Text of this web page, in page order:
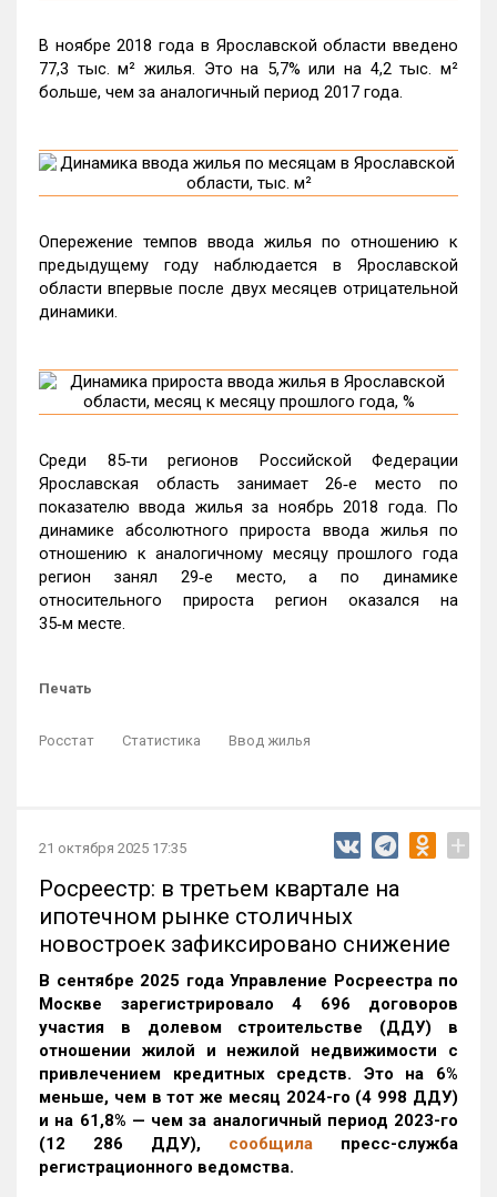
В ноябре 2018 года в Ярославской области введено
77,3 тыс. м² жилья. Это на 5,7% или на 4,2 тыс. м²
больше, чем за аналогичный период 2017 года.
Опережение темпов ввода жилья по отношению к
предыдущему году наблюдается в Ярославской
области впервые после двух месяцев отрицательной
динамики.
Среди 85‑ти регионов Российской Федерации
Ярославская область занимает 26‑е место по
показателю ввода жилья за ноябрь 2018 года. По
динамике абсолютного прироста ввода жилья по
отношению к аналогичному месяцу прошлого года
регион занял 29‑е место, а по динамике
относительного прироста регион оказался на
35‑м месте.
Печать
Росстат Статистика Ввод жилья
21 октября 2025 17:35 +
Росреестр: в третьем квартале на
ипотечном рынке столичных
новостроек зафиксировано снижение
В сентябре 2025 года Управление Росреестра по
Москве зарегистрировало 4 696 договоров
участия в долевом строительстве (ДДУ) в
отношении жилой и нежилой недвижимости с
привлечением кредитных средств. Это на 6%
меньше, чем в тот же месяц 2024-го (4 998 ДДУ)
и на 61,8% — чем за аналогичный период 2023-го
(12 286 ДДУ), сообщила пресс-служба
регистрационного ведомства.